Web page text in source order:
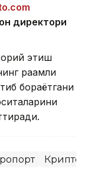
директори
этиш
рақамли
бораётгани